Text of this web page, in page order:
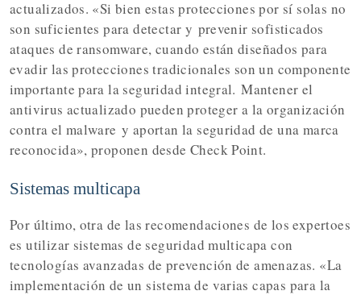
actualizados. «Si bien estas protecciones por sí solas no
son suficientes para detectar y prevenir sofisticados
ataques de ransomware, cuando están diseñados para
evadir las protecciones tradicionales son un componente
importante para la seguridad integral. Mantener el
antivirus actualizado pueden proteger a la organización
contra el malwarey aportan la seguridad de una marca
reconocida», proponen desde Check Point.
Sistemas multicapa
Por último, otra de las recomendaciones de los expertoes
es utilizar sistemas de seguridad multicapa con
tecnologías avanzadas de prevención de amenazas. «La
implementación de un sistema de varias capas para la